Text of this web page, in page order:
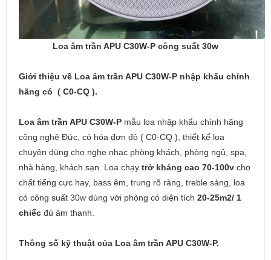
Loa âm trần APU C30W-P công suất 30w
Giới thiệu về Loa âm trần APU C30W-P nhập khẩu chính
hãng có ( C0-CQ ).
Loa âm trần APU C30W-P mẫu loa nhập khẩu chính hãng
công nghệ Đức, có hóa đơn đỏ ( C0-CQ ), thiết kế loa
chuyên dùng cho nghe nhạc phòng khách, phòng ngủ, spa,
nhà hàng, khách sạn. Loa chạy trở kháng cao 70-100v cho
chất tiếng cực hay, bass êm, trung rõ ràng, treble sáng, loa
có công suất 30w dùng với phòng có diện tích 20-25m2/ 1
chiếc đủ âm thanh.
Thông số kỹ thuật của Loa âm trần APU C30W-P.